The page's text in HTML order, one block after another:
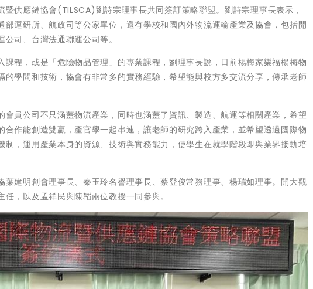
供應鏈協會(TILSCA)劉詩宗理事長共同簽訂策略聯盟。劉詩宗理事長表示，
運研所、航政司等公家單位，還有學校和國內外物流運輸產業及協會，包括開
司、台灣法通聯運公司等。
程，或是「危險物品管理」的專業課程，劉理事長說，日前楊梅家樂福楊梅物
學問和技術，協會有非常多的實務經驗，希望能與校方多交流分享，傳承老師
員公司不只涵蓋物流產業，同時也涵蓋了資訊、製造、航運等相關產業，希望
作能創造雙贏，產官學一起串連，讓老師的研究跨入產業，並希望透過國際物
，運用產業本身的資源、技術與實務能力，使學生在就學階段即與業界接軌培
建明創會理事長、秦玉玲名譽理事長、蔡登俊常務理事、楊瑞如理事。開大觀
，以及孟祥民與陳韜兩位教授一同參與。